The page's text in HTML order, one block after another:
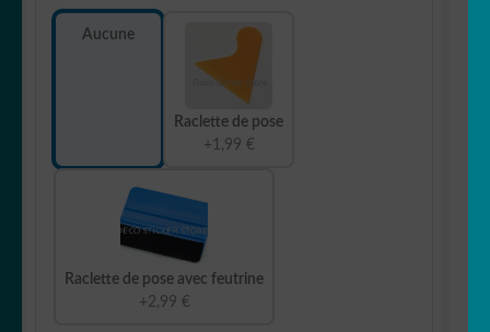
Aucune
Raclette de pose
+1,99 €
Raclette de pose avec feutrine
+2,99 €